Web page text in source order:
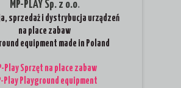
MP-PLAY Sp. z o.o.
sprzedaż i dystrybucja urządzeń
na place zabaw
equipment made in Poland
Play Sprzęt na place zabaw
Play Playground equipment